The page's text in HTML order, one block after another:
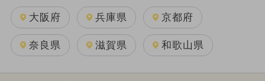
大阪府 兵庫県 京都府
奈良県 滋賀県 和歌山県